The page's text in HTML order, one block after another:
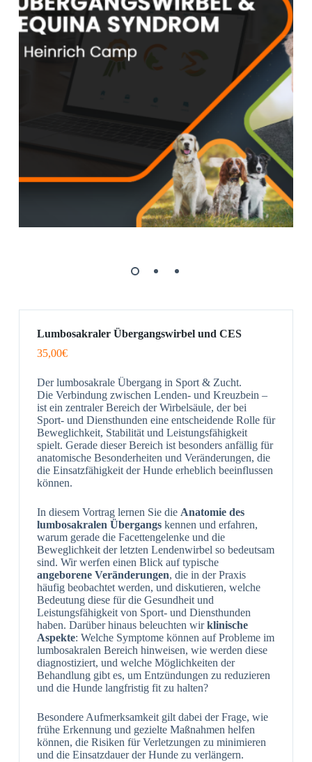
Lumbosakraler Übergangswirbel und CES
35,00€
Der lumbosakrale Übergang in Sport & Zucht.
Die Verbindung zwischen Lenden- und Kreuzbein –
ist ein zentraler Bereich der Wirbelsäule, der bei
Sport- und Diensthunden eine entscheidende Rolle für
Beweglichkeit, Stabilität und Leistungsfähigkeit
spielt. Gerade dieser Bereich ist besonders anfällig für
anatomische Besonderheiten und Veränderungen, die
die Einsatzfähigkeit der Hunde erheblich beeinflussen
können.
In diesem Vortrag lernen Sie die Anatomie des
lumbosakralen Übergangskennen und erfahren,
warum gerade die Facettengelenke und die
Beweglichkeit der letzten Lendenwirbel so bedeutsam
sind. Wir werfen einen Blick auf typische
angeborene Veränderungen, die in der Praxis
häufig beobachtet werden, und diskutieren, welche
Bedeutung diese für die Gesundheit und
Leistungsfähigkeit von Sport- und Diensthunden
haben. Darüber hinaus beleuchten wirklinische
Aspekte: Welche Symptome können auf Probleme im
lumbosakralen Bereich hinweisen, wie werden diese
diagnostiziert, und welche Möglichkeiten der
Behandlung gibt es, um Entzündungen zu reduzieren
und die Hunde langfristig fit zu halten?
Besondere Aufmerksamkeit gilt dabei der Frage, wie
frühe Erkennung und gezielte Maßnahmen helfen
können, die Risiken für Verletzungen zu minimieren
und die Einsatzdauer der Hunde zu verlängern.